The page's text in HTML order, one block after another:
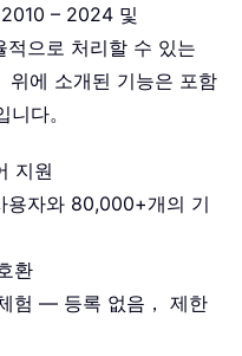
– 2024 및
으로 처리할 수 있는
에 소개된 기능은 포함
다。
지원
자와 80,000+개의 기
환
험 — 등록 없음， 제한